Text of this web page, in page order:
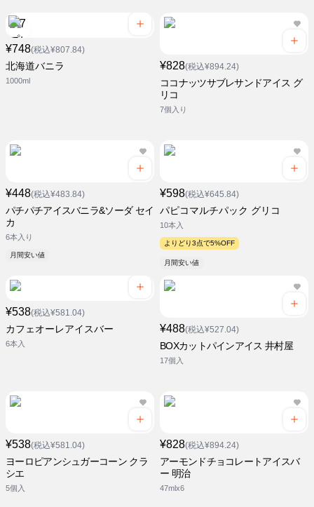
¥748(税込¥807.84)
北海道バニラ
1000ml
¥828(税込¥894.24)
ココナッツサブレサンドアイス グ
リコ
7個入り
¥448(税込¥483.84)
パチパチアイスバニラ&ソーダ セイ
カ
6本入り
月間安い値
¥598(税込¥645.84)
パピコマルチパック グリコ
10本入
よりどり3点で5%OFF
月間安い値
¥538(税込¥581.04)
カフェオーレアイスバー
6本入
¥488(税込¥527.04)
BOXカットパインアイス 井村屋
17個入
¥538(税込¥581.04)
ヨーロピアンシュガーコーン クラ
シエ
5個入
¥828(税込¥894.24)
アーモンドチョコレートアイスバ
ー 明治
47mlx6